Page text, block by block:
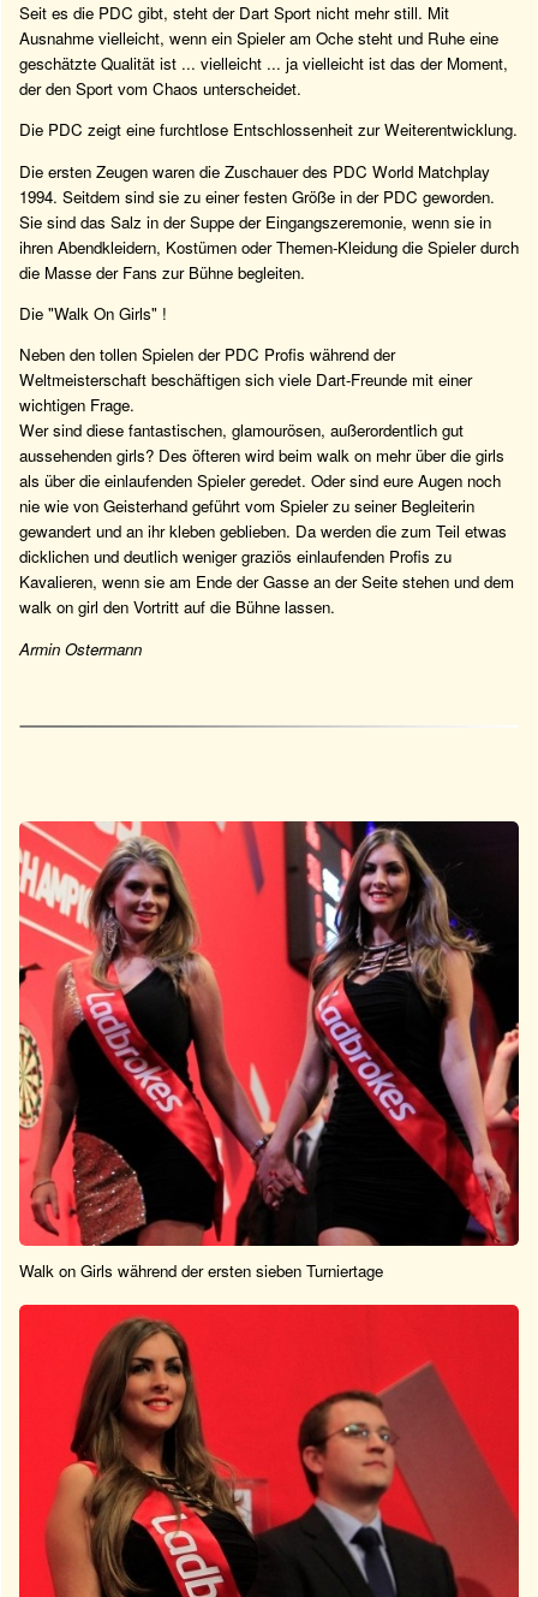
Seit es die PDC gibt, steht der Dart Sport nicht mehr still. Mit
Ausnahme vielleicht, wenn ein Spieler am Oche steht und Ruhe eine
geschätzte Qualität ist ... vielleicht ... ja vielleicht ist das der Moment,
der den Sport vom Chaos unterscheidet.
Die PDC zeigt eine furchtlose Entschlossenheit zur Weiterentwicklung.
Die ersten Zeugen waren die Zuschauer des PDC World Matchplay
1994. Seitdem sind sie zu einer festen Größe in der PDC geworden.
Sie sind das Salz in der Suppe der Eingangszeremonie, wenn sie in
ihren Abendkleidern, Kostümen oder Themen-Kleidung die Spieler durch
die Masse der Fans zur Bühne begleiten.
Die "Walk On Girls" !
Neben den tollen Spielen der PDC Profis während der
Weltmeisterschaft beschäftigen sich viele Dart-Freunde mit einer
wichtigen Frage.
Wer sind diese fantastischen, glamourösen, außerordentlich gut
aussehenden girls? Des öfteren wird beim walk on mehr über die girls
als über die einlaufenden Spieler geredet. Oder sind eure Augen noch
nie wie von Geisterhand geführt vom Spieler zu seiner Begleiterin
gewandert und an ihr kleben geblieben. Da werden die zum Teil etwas
dicklichen und deutlich weniger graziös einlaufenden Profis zu
Kavalieren, wenn sie am Ende der Gasse an der Seite stehen und dem
walk on girl den Vortritt auf die Bühne lassen.
Armin Ostermann
Walk on Girls während der ersten sieben Turniertage